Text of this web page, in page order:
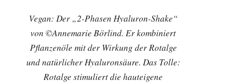
Vegan: Der „2-Phasen Hyaluron-Shake“
von ©Annemarie Börlind. Er kombiniert
Pflanzenöle mit der Wirkung der Rotalge
und natürlicher Hyaluronsäure. Das Tolle:
Rotalge stimuliert die hauteigene